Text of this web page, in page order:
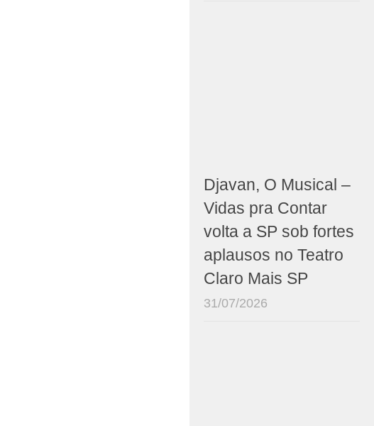
Djavan, O Musical –
Vidas pra Contar
volta a SP sob fortes
aplausos no Teatro
Claro Mais SP
31/07/2026